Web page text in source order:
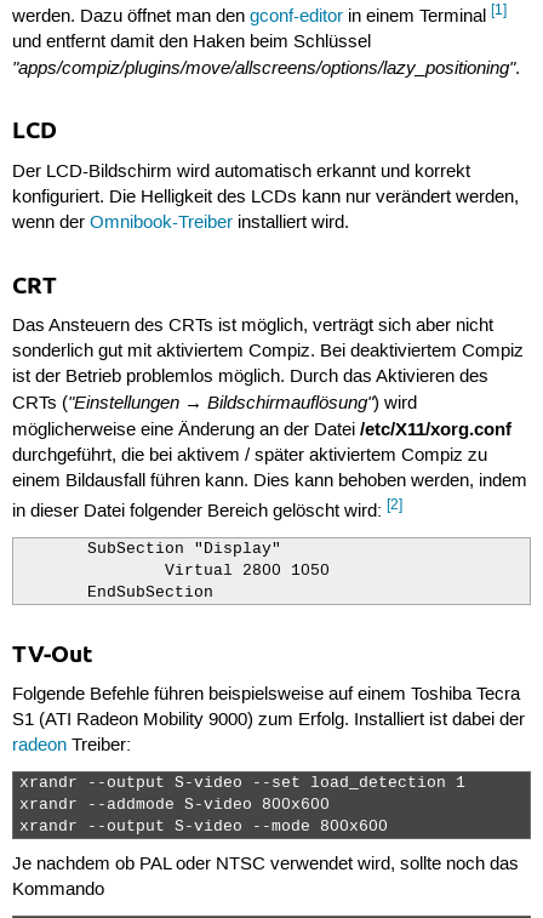
werden. Dazu öffnet man den gconf-editorin einem Terminal [1]
und entfernt damit den Haken beim Schlüssel
"apps/compiz/plugins/move/allscreens/options/lazy_positioning".
LCD
Der LCD-Bildschirm wird automatisch erkannt und korrekt
konfiguriert. Die Helligkeit des LCDs kann nur verändert werden,
wenn der Omnibook-Treiberinstalliert wird.
CRT
Das Ansteuern des CRTs ist möglich, verträgt sich aber nicht
sonderlich gut mit aktiviertem Compiz. Bei deaktiviertem Compiz
ist der Betrieb problemlos möglich. Durch das Aktivieren des
CRTs ("Einstellungen → Bildschirmauflösung") wird
möglicherweise eine Änderung an der Datei /etc/X11/xorg.conf
durchgeführt, die bei aktivem / später aktiviertem Compiz zu
einem Bildausfall führen kann. Dies kann behoben werden, indem
in dieser Datei folgender Bereich gelöscht wird: [2]
       SubSection "Display"
               Virtual 2800 1050
       EndSubSection
TV-Out
Folgende Befehle führen beispielsweise auf einem Toshiba Tecra
S1 (ATI Radeon Mobility 9000) zum Erfolg. Installiert ist dabei der
radeonTreiber:
xrandr --output S-video --set load_detection 1
xrandr --addmode S-video 800x600
xrandr --output S-video --mode 800x600
Je nachdem ob PAL oder NTSC verwendet wird, sollte noch das
Kommando